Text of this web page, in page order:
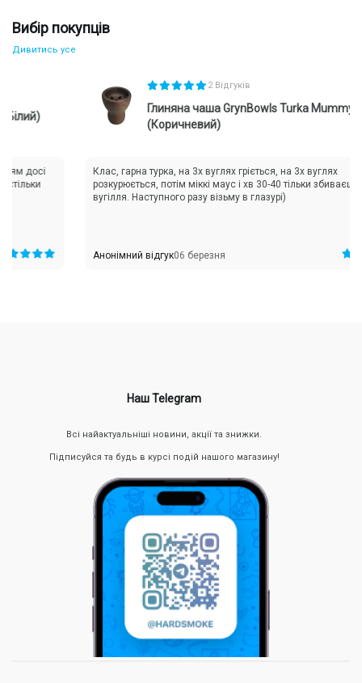
Вибір покупців
Дивитись усе
2 Відгуків
Глиняна чаша GrynBowls Turka Mummy
(Коричневий)
Клас, гарна турка, на 3х вуглях гріється, на 3х вуглях
розкурюється, потім міккі маус і хв 30-40 тільки збиваєш попіл з
вугілля. Наступного разу візьму в глазурі)
Анонімний відгук 06 березня
Наш Telegram
Всі найактуальніші новини, акції та знижки.
Підписуйся та будь в курсі подій нашого магазину!